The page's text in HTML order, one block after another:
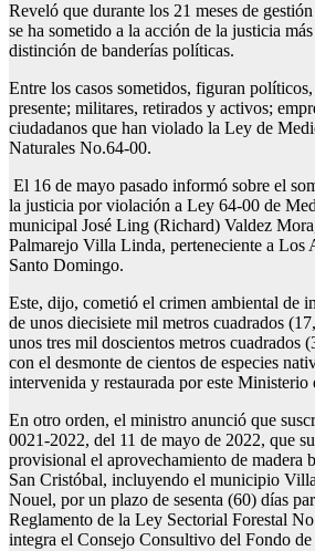
Reveló que durante los 21 meses de
se ha sometido a la acción de la justicia
distinción de banderías políticas.
Entre los casos sometidos, figuran
presente; militares, retirados y activos;
ciudadanos que han violado la Ley de
Naturales No.64-00.
El 16 de mayo pasado informó sobre el
la justicia por violación a Ley 64-00 de
municipal José Ling (Richard) Valdez
Palmarejo Villa Linda, perteneciente a Los
Santo Domingo.
Este, dijo, cometió el crimen ambiental de
de unos diecisiete mil metros cuadrados
unos tres mil doscientos metros cuadrados
con el desmonte de cientos de especies
intervenida y restaurada por este Ministerio
En otro orden, el ministro anunció que
0021-2022, del 11 de mayo de 2022, que
provisional el aprovechamiento de madera
San Cristóbal, incluyendo el municipio
Nouel, por un plazo de sesenta (60) días
Reglamento de la Ley Sectorial Forestal
integra el Consejo Consultivo del Fondo